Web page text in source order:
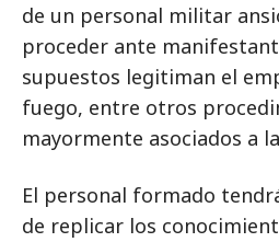
de un personal militar
proceder ante
supuestos legitiman el
fuego, entre otros
mayormente asociados a
El personal formado
de replicar los